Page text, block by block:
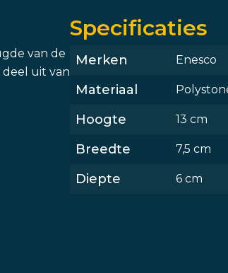
van de
deel uit van
Specificaties
Merken Enesco
Materiaal
Hoogte 13 cm
Breedte 7,5 cm
Diepte 6 cm